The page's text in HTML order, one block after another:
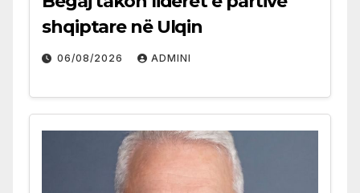
shqiptare në Ulqin
06/08/2026 ADMINI